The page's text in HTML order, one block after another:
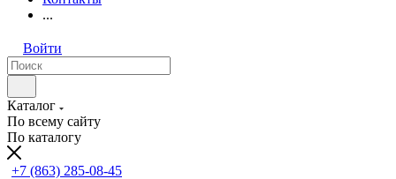
...
Войти
Каталог
По всему сайту
По каталогу
+7 (863) 285-08-45